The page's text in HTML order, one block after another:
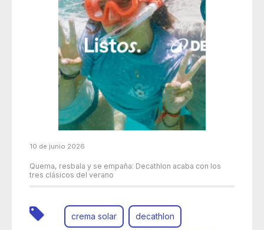
10 de junio 2026
Quema, resbala y se empaña: Decathlon acaba con los
tres clásicos del verano
crema solar decathlon